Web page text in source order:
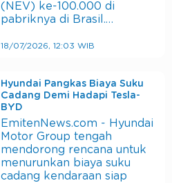
(NEV) ke-100.000 di
pabriknya di Brasil.…
18/07/2026, 12:03 WIB
Hyundai Pangkas Biaya Suku
Cadang Demi Hadapi Tesla-
BYD
EmitenNews.com - Hyundai
Motor Group tengah
mendorong rencana untuk
menurunkan biaya suku
cadang kendaraan siap